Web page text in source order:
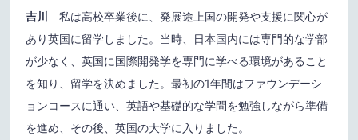
吉川
私は高校卒業後に、発展途上国の開発や支援に関心が
あり英国に留学しました。当時、日本国内には専門的な学部
が少なく、英国に国際開発学を専門に学べる環境があること
を知り、留学を決めました。最初の1年間はファウンデーシ
ョンコースに通い、英語や基礎的な学問を勉強しながら準備
を進め、その後、英国の大学に入りました。